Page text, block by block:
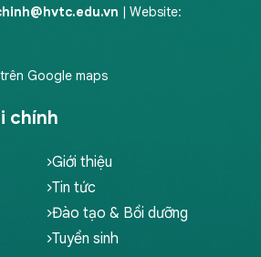
chính
Giới thiệu
Tin tức
Đào tạo & Bồi dưỡng
Tuyển sinh
| Website:
Google maps